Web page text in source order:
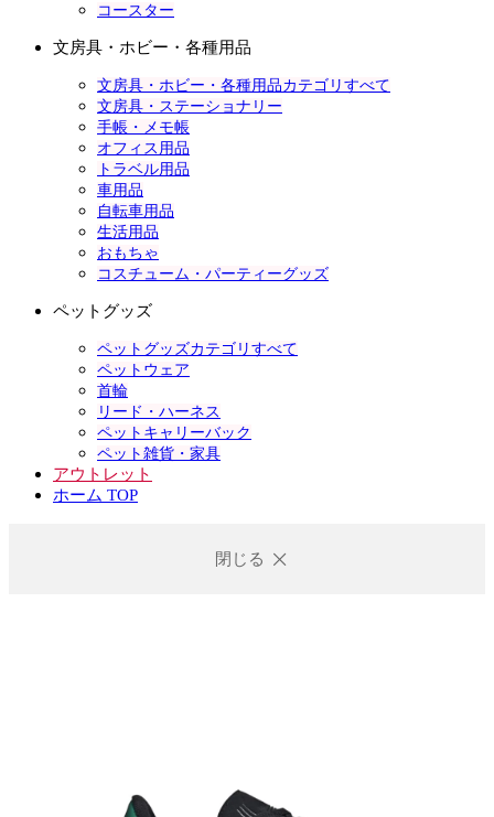
コースター
文房具・ホビー・各種用品
文房具・ホビー・各種用品カテゴリすべて
文房具・ステーショナリー
手帳・メモ帳
オフィス用品
トラベル用品
車用品
自転車用品
生活用品
おもちゃ
コスチューム・パーティーグッズ
ペットグッズ
ペットグッズカテゴリすべて
ペットウェア
首輪
リード・ハーネス
ペットキャリーバック
ペット雑貨・家具
アウトレット
ホーム TOP
閉じる